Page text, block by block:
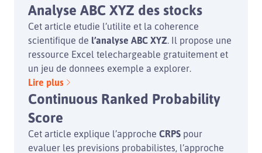
Analyse ABC XYZ des stocks
Cet article etudie l’utilite et la coherence
scientifique de l’analyse ABC XYZ. Il propose une
ressource Excel telechargeable gratuitement et
un jeu de donnees exemple a explorer.
Lire plus
Continuous Ranked Probability
Score
Cet article explique l’approche CRPS pour
evaluer les previsions probabilistes, l’approche